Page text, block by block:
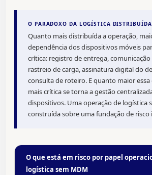
O PARADOXO DA LOGÍSTICA DISTRIBUÍDA
Quanto mais distribuída a operação,
dependência dos dispositivos móveis
crítica: registro de entrega,
rastreio de carga, assinatura digital do
consulta de roteiro. E quanto maior essa
mais crítica se torna a gestão
dispositivos. Uma operação de logística
construída sobre uma fundação de risco
O que está em risco por papel
logística sem MDM